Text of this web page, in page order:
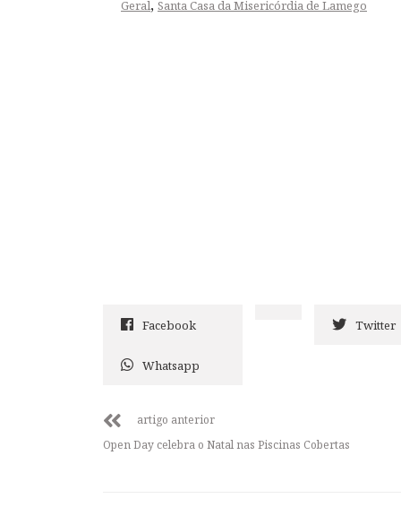
Geral, Santa Casa da Misericórdia de Lamego
Facebook Twitter
Whatsapp
artigo anterior
Open Day celebra o Natal nas Piscinas Cobertas